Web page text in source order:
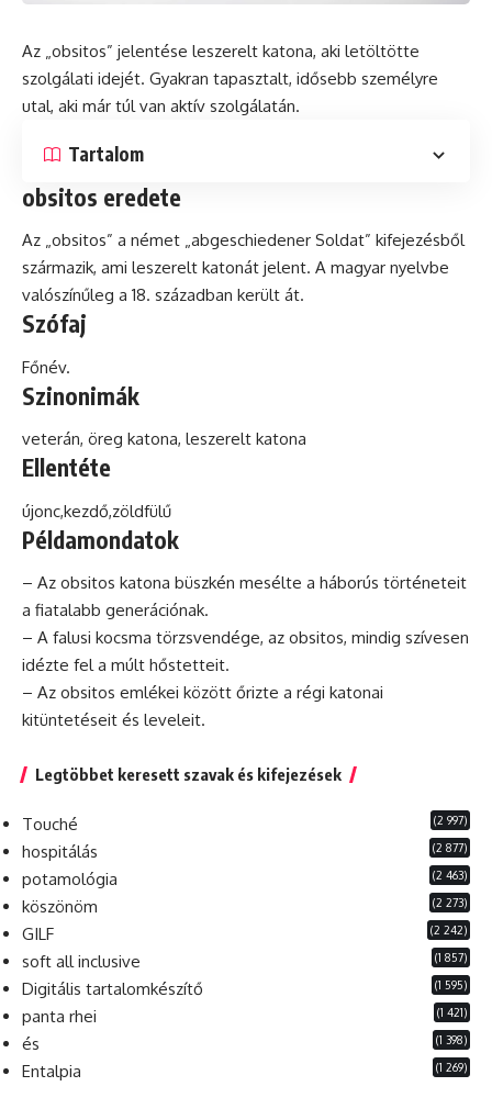
Az „obsitos” jelentése leszerelt katona, aki letöltötte
szolgálati idejét. Gyakran tapasztalt, idősebb személyre
utal, aki már túl van aktív szolgálatán.
Tartalom
obsitos eredete
Az „obsitos” a német „abgeschiedener Soldat” kifejezésből
származik, ami leszerelt katonát jelent. A magyar nyelvbe
valószínűleg a 18. században került át.
Szófaj
Főnév.
Szinonimák
veterán, öreg katona, leszerelt katona
Ellentéte
újonc,kezdő,zöldfülű
Példamondatok
– Az obsitos katona büszkén mesélte a háborús történeteit
a fiatalabb generációnak.
– A falusi kocsma törzsvendége, az obsitos, mindig szívesen
idézte fel a múlt hőstetteit.
– Az obsitos emlékei között őrizte a régi katonai
kitüntetéseit és leveleit.
Legtöbbet keresett szavak és kifejezések
Touché (2 997)
hospitálás (2 877)
potamológia (2 463)
köszönöm (2 273)
GILF (2 242)
soft all inclusive (1 857)
Digitális tartalomkészítő (1 595)
panta rhei (1 421)
és (1 398)
Entalpia (1 269)